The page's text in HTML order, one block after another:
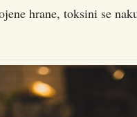
hrane, toksini se